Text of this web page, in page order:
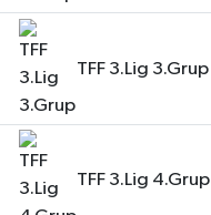
TFF 3.Lig 3.Grup
TFF 3.Lig 4.Grup